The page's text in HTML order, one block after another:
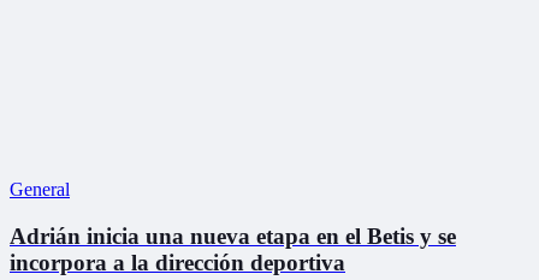
General
Adrián inicia una nueva etapa en el Betis y se
incorpora a la dirección deportiva